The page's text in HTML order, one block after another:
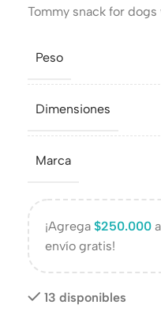
Tommy snack for
Peso
Dimensiones
Marca
¡Agrega $250.000
envío gratis!
13 disponibles